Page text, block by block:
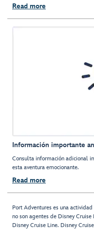
Read more
Información importante
Consulta información adicional
esta aventura emocionante.
Read more
Port Adventures es una
no son agentes de Disney
Disney Cruise Line. Disney